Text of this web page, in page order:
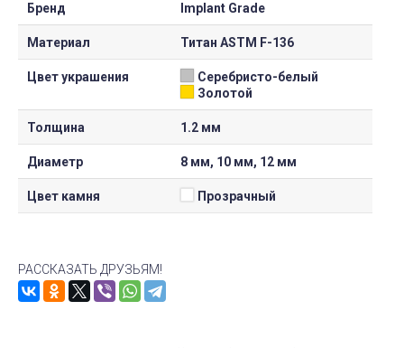
Бренд Implant Grade
Материал Титан ASTM F-136
Цвет украшения
Серебристо-белый
Золотой
Толщина 1.2 мм
Диаметр 8 мм, 10 мм, 12 мм
Цвет камня Прозрачный
РАССКАЗАТЬ ДРУЗЬЯМ!